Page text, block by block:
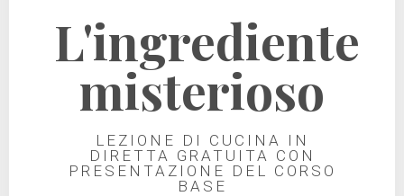
L'ingrediente
misterioso
LEZIONE DI CUCINA IN
DIRETTA GRATUITA CON
PRESENTAZIONE DEL CORSO
BASE